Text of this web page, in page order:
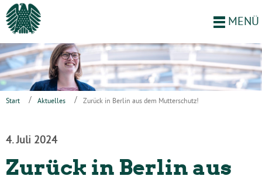
MENÜ
Start Aktuelles Zurück in Berlin aus dem Mutterschutz!
4. Juli 2024
Zurück in Berlin aus